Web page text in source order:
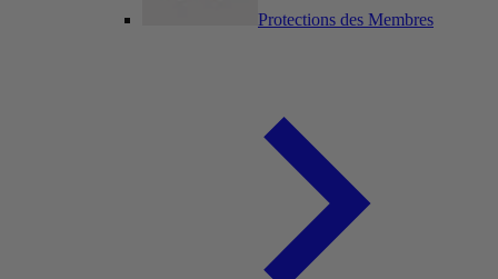
Protections des Membres